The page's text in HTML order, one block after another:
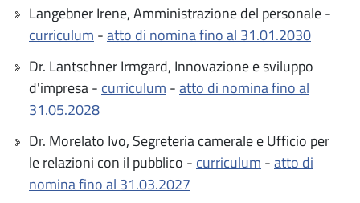
Langebner Irene, Amministrazione del personale -
curriculum -atto di nomina fino al 31.01.2030
Dr. Lantschner Irmgard, Innovazione e sviluppo
d'impresa - curriculum -atto di nomina fino al
31.05.2028
Dr. Morelato Ivo, Segreteria camerale e Ufficio per
le relazioni con il pubblico - curriculum -atto di
nomina fino al 31.03.2027